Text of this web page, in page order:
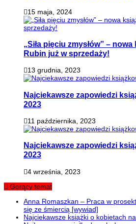
15 maja, 2024
„Siła pięciu zmysłów” –
Rubin już w sprzedaży!
13 grudnia, 2023
Najciekawsze zapowiedzi
2023
11 października, 2023
Najciekawsze zapowiedzi
2023
4 września, 2023
Gorący temat
Anna Romaszkan – Praca w
się ze śmiercią [wywiad]
Najciekawsze książki o kobietach